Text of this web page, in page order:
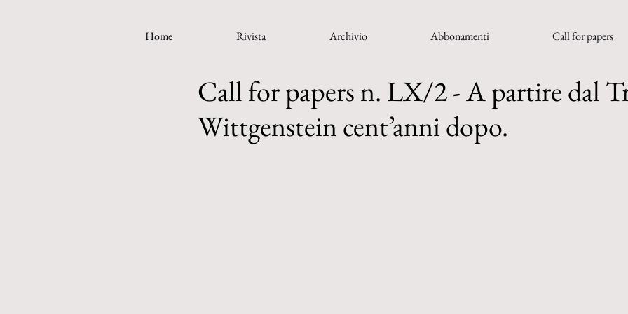
Home Rivista Archivio Abbonamenti Call for papers
Call for papers n. LX/2 - A partire dal
Wittgenstein cent’anni dopo.